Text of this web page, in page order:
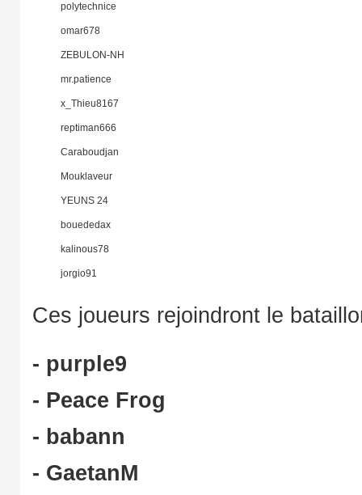
polytechnice
omar678
ZEBULON-NH
mr.patience
x_Thieu8167
reptiman666
Caraboudjan
Mouklaveur
YEUNS 24
bouededax
kalinous78
jorgio91
Ces joueurs rejoindront le
- purple9
- Peace Frog
- babann
- GaetanM